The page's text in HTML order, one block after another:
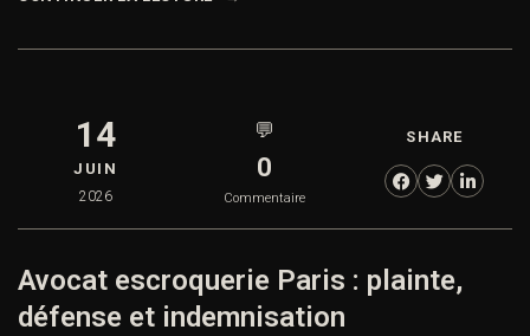
14
JUIN
2026
💬
0
Commentaire
SHARE
Avocat escroquerie Paris : plainte,
défense et indemnisation